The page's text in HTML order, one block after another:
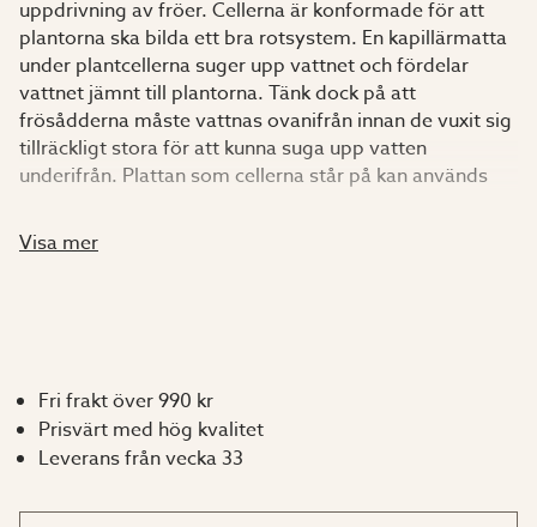
uppdrivning av fröer. Cellerna är konformade för att
plantorna ska bilda ett bra rotsystem. En kapillärmatta
under plantcellerna suger upp vattnet och fördelar
vattnet jämnt till plantorna. Tänk dock på att
frösådderna måste vattnas ovanifrån innan de vuxit sig
tillräckligt stora för att kunna suga upp vatten
underifrån. Plattan som cellerna står på kan används
att trycka upp plantorna ur cellerna utan att rötterna
skadas. Minikap kan också användas, utan
(HxBxD) 19x55x25 cm.
Visa mer
Fri frakt över 990 kr
Prisvärt med hög kvalitet
Leverans från vecka 33